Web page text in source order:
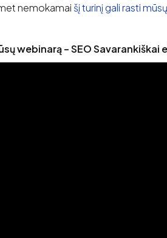
nemokamai šį turinį gali rasti
webinarą – SEO